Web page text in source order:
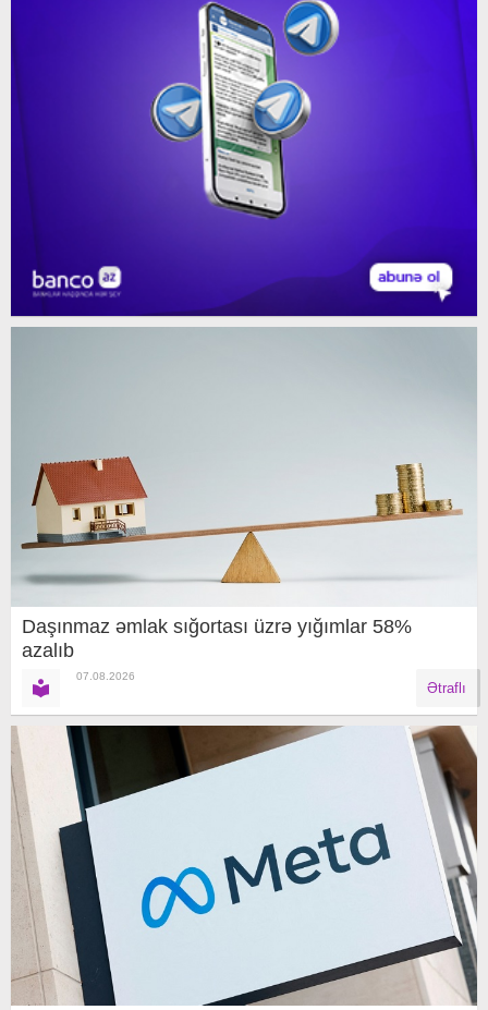
Daşınmaz əmlak sığortası üzrə yığımlar 58%
azalıb
07.08.2026
Ətraflı